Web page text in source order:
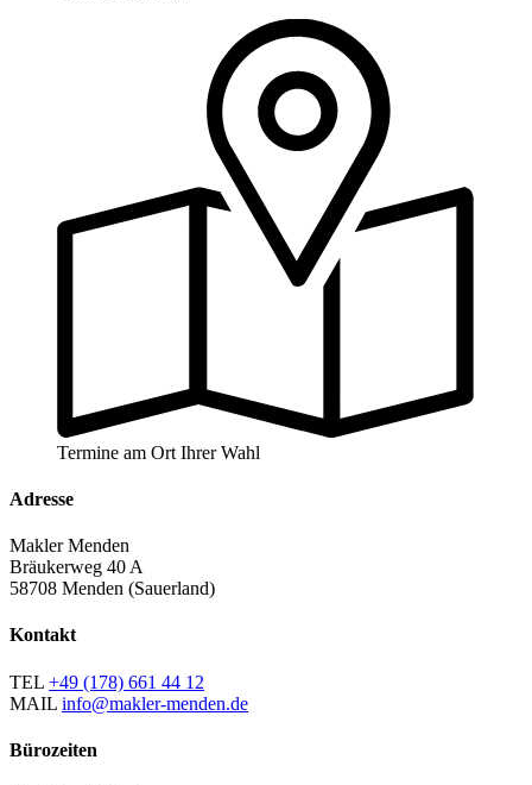
Termine am Ort Ihrer Wahl
Adresse
Makler Menden
Bräukerweg 40 A
58708 Menden (Sauerland)
Kontakt
TEL +49 (178) 661 44 12
MAIL info@makler-menden.de
Bürozeiten